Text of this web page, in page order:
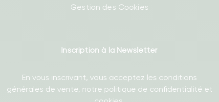
Gestion des Cookies
Inscription à la Newsletter
En vous inscrivant, vous acceptez les conditions
générales de vente, notre politique de confidentialité et